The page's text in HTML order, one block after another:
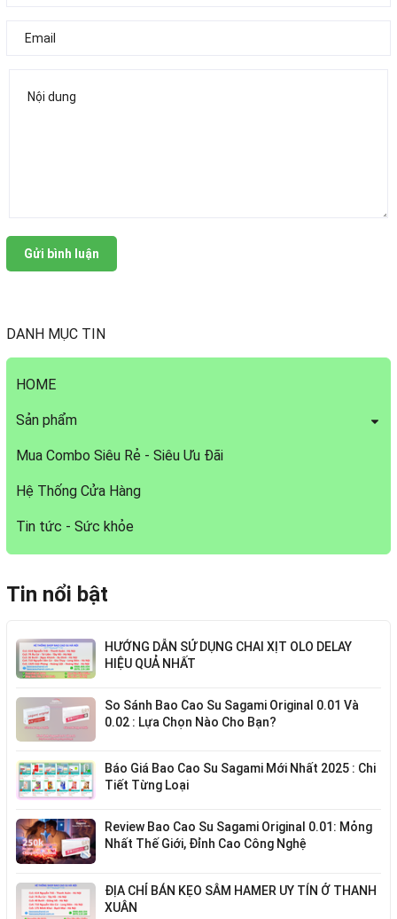
DANH MỤC TIN
HOME
Sản phẩm
Mua Combo Siêu Rẻ - Siêu Ưu Đãi
Hệ Thống Cửa Hàng
Tin tức - Sức khỏe
Tin nổi bật
HƯỚNG DẪN SỬ DỤNG CHAI XỊT OLO DELAY
HIỆU QUẢ NHẤT
So Sánh Bao Cao Su Sagami Original 0.01 Và
0.02 : Lựa Chọn Nào Cho Bạn?
Báo Giá Bao Cao Su Sagami Mới Nhất 2025 : Chi
Tiết Từng Loại
Review Bao Cao Su Sagami Original 0.01: Mỏng
Nhất Thế Giới, Đỉnh Cao Công Nghệ
ĐỊA CHỈ BÁN KẸO SÂM HAMER UY TÍN Ở THANH
XUÂN
Gửi bình luận